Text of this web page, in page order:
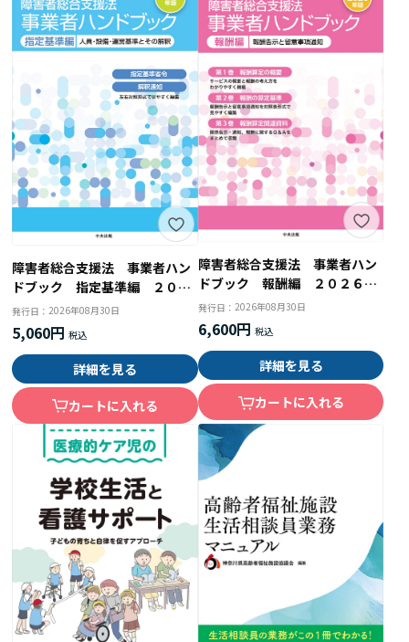
障害者総合支援法 事業者ハン
ドブック 指定基準編 ２０２
６年版 人員・設備・運営基準
とその解釈
発行日：2026年08月30日
5,060円
詳細を見る
カートに入れる
障害者総合支援法 事業者ハン
ドブック 報酬編 ２０２６年
版 報酬告示と留意事項通知
発行日： 2026年08月30日
6,600円
詳細を見る
カートに入れる